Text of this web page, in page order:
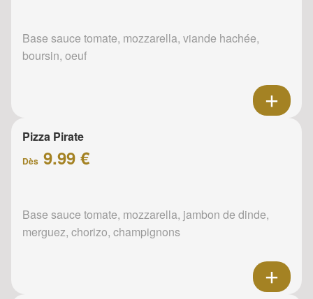
Base sauce tomate, mozzarella, viande hachée,
boursin, oeuf
Pizza Pirate
Dès 9.99 €
Base sauce tomate, mozzarella, jambon de dinde,
merguez, chorizo, champignons